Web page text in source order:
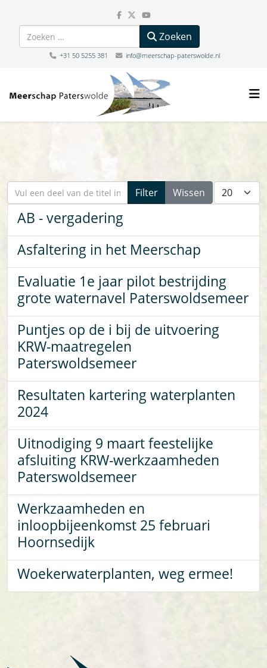
Zoeken Zoeken
+31 50 5255 381 info@meerschap-paterswolde.nl
Vul een deel van de titel in Filter Wissen Toon #
AB - vergadering
Asfaltering in het Meerschap
Evaluatie 1e jaar pilot bestrijding
grote waternavel Paterswoldsemeer
Puntjes op de i bij de uitvoering
KRW-maatregelen
Paterswoldsemeer
Resultaten kartering waterplanten
2024
Uitnodiging 9 maart feestelijke
afsluiting KRW-werkzaamheden
Paterswoldsemeer
Werkzaamheden en
inloopbijeenkomst 25 februari
Hoornsedijk
Woekerwaterplanten, weg ermee!